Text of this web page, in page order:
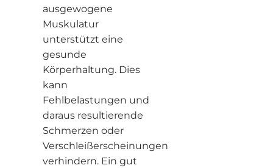
ausgewogene
Muskulatur
unterstützt eine
gesunde
Körperhaltung. Dies
kann
Fehlbelastungen und
daraus resultierende
Schmerzen oder
Verschleißerscheinungen
verhindern. Ein gut